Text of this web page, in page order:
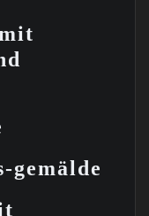
gemälde